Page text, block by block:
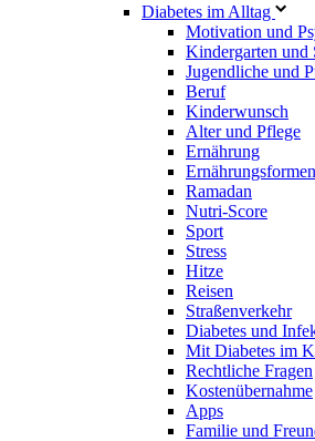
Diabetes im Alltag
Motivation und
Kindergarten und
Jugendliche und
Beruf
Kinderwunsch
Alter und Pflege
Ernährung
Ernährungsformen
Ramadan
Nutri-Score
Sport
Stress
Hitze
Reisen
Straßenverkehr
Diabetes und
Mit Diabetes im
Rechtliche Fragen
Kostenübernahme
Apps
Familie und